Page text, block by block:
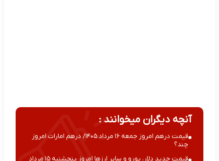
آنچه دیگران میخوانند :
قیمت درهم امروز جمعه ۱۶ مرداد ۱۴۰۵/ درهم امارات امروز
چند؟
قیمت جدید دلار، یورو و سایر ارزها امروز پنجشنبه ۱۵ مرداد